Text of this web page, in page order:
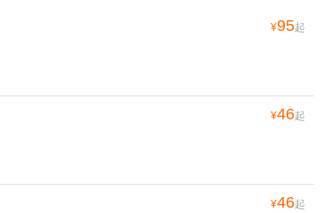
¥95起
¥46起
¥46起